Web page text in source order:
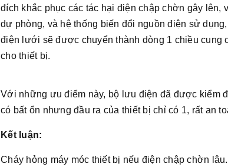
đích khắc phục các tác hại điện chập chờn gây
dự phòng, và hệ thống biến đổi nguồn điện sử
điện lưới sẽ được chuyển thành dòng 1 chiều cung
cho thiết bị.
Với những ưu điểm này, bộ lưu điện đã được kiểm
có bất ổn nhưng đầu ra của thiết bị chỉ có 1, rất an
Kết luận:
Cháy hỏng máy móc thiết bị nếu điện chập chờn